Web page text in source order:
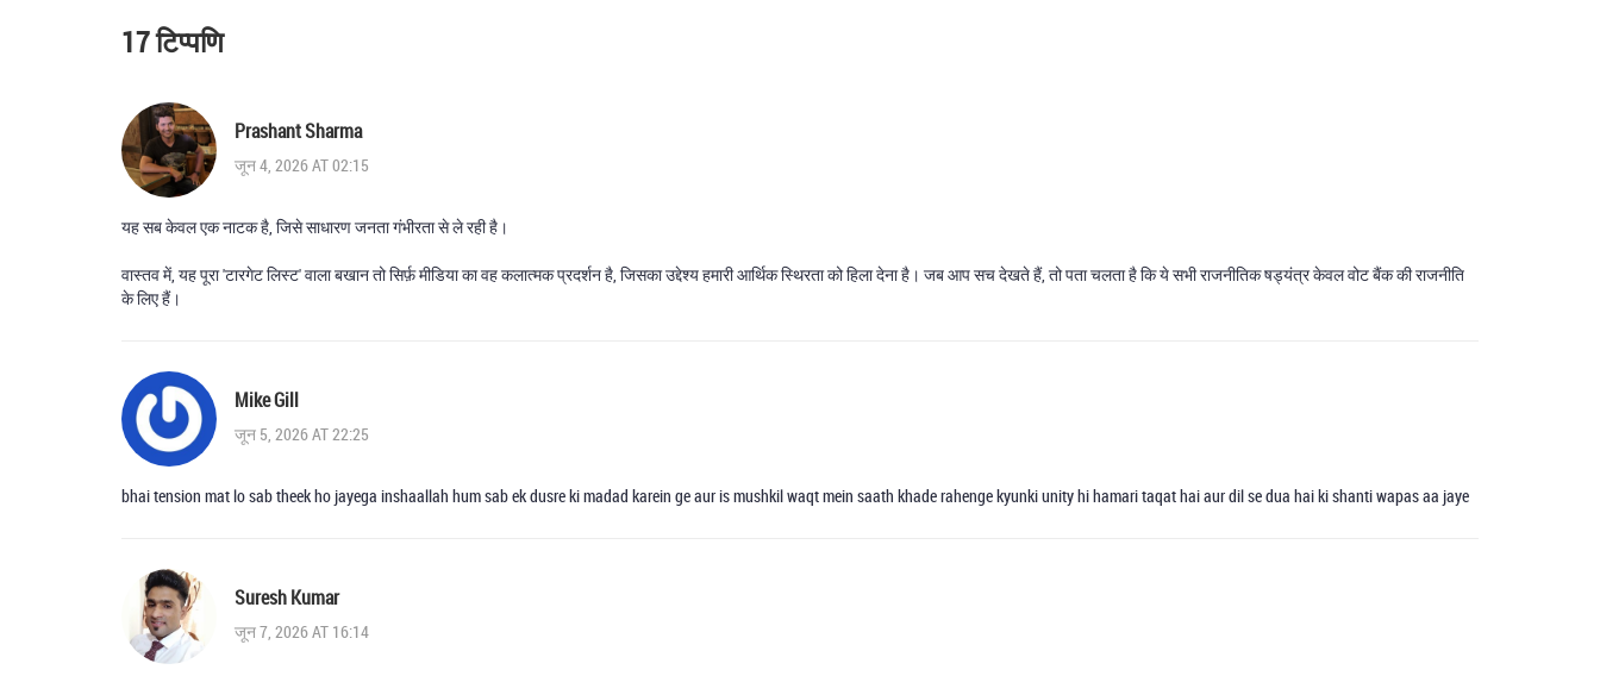
17 टिप्पणि
Prashant Sharma
जून 4, 2026 AT 02:15
यह सब केवल एक नाटक है, जिसे साधारण जनता गंभीरता से ले रही है।
वास्तव में, यह पूरा 'टारगेट लिस्ट' वाला बखान तो सिर्फ़ मीडिया का वह कलात्मक प्रदर्शन है, जिसका उद्देश्य हमारी आर्थिक स्थिरता को हिला देना है। जब आप सच देखते हैं, तो पता चलता है कि ये सभी राजनीतिक षड्यंत्र केवल वोट बैंक की राजनीति
के लिए हैं।
Mike Gill
जून 5, 2026 AT 22:25
bhai tension mat lo sab theek ho jayega inshaallah hum sab ek dusre ki madad karein ge aur is mushkil waqt mein saath khade rahenge kyunki unity hi hamari taqat hai aur dil se dua hai ki shanti wapas aa jaye
Suresh Kumar
जून 7, 2026 AT 16:14